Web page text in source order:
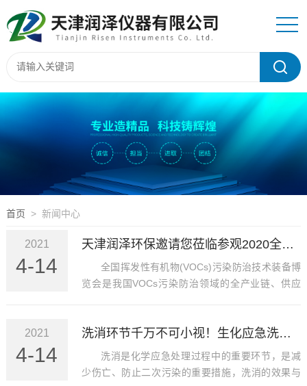
首页 > 新闻中心
2021
4-14
天津润泽环保邀请您莅临参观2020全国挥发性有机物(VOCs)污染防治技术装备博览会
全国挥发性有机物(VOCs)污染防治技术装备博
览会是我国VOCs污染防治领域的全产业链、供应
2021
4-14
洗消环节千万不可小视！生化应急洗消设备都在这里！
洗消是化学应急处理过程中的重要环节，是减
少伤亡、防止二次污染的重要措施，洗消的效果与